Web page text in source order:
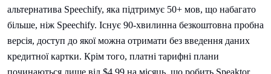
альтернатива Speechify, яка підтримує 50+ мов, що набагато
більше, ніж Speechify. Існує 90-хвилинна безкоштовна пробна
версія, доступ до якої можна отримати без введення даних
кредитної картки. Крім того, платні тарифні плани
починаються лише від $4.99 на місяць, що робить Speaktor